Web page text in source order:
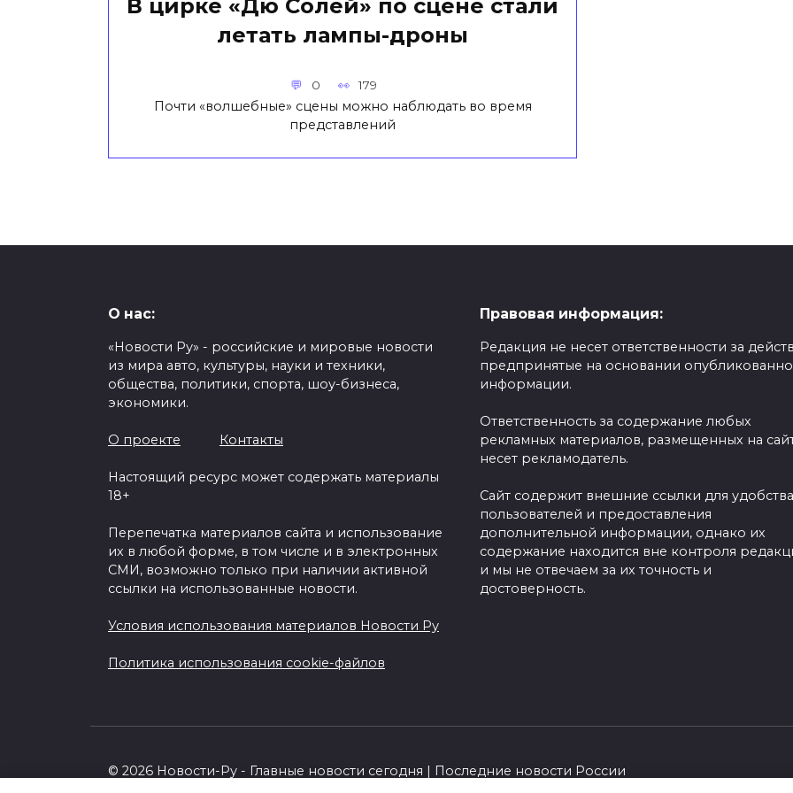
В цирке «Дю Солей» по сцене стали
летать лампы-дроны
0 179
Почти «волшебные» сцены можно наблюдать во время
представлений
О нас:
«Новости Ру» - российские и мировые новости
из мира авто, культуры, науки и техники,
общества, политики, спорта, шоу-бизнеса,
экономики.
О проекте Контакты
Настоящий ресурс может содержать материалы
18+
Перепечатка материалов сайта и использование
их в любой форме, в том числе и в электронных
СМИ, возможно только при наличии активной
ссылки на использованные новости.
Условия использования материалов Новости Ру
Политика использования cookie-файлов
Правовая информация:
Редакция не несет ответственности за
предпринятые на основании
информации.
Ответственность за содержание любых
рекламных материалов, размещенных на
несет рекламодатель.
Сайт содержит внешние ссылки для удобства
пользователей и предоставления
дополнительной информации, однако их
содержание находится вне контроля
и мы не отвечаем за их точность и
достоверность.
© 2026 Новости-Ру - Главные новости сегодня | Последние новости России